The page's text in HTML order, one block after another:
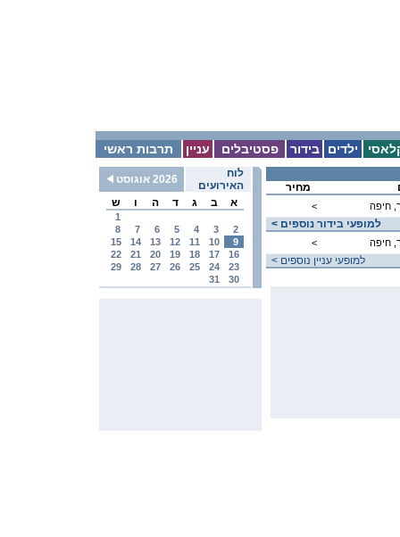
תרבות ראשי עניין פסטיבלים בידור ילדים
לוח
האירועים
2026 אוגוסט
א
ב ג ד ה ו ש
1
2
3
4
5
6
7
8
9
10
11
12
13
14
15
16
17
18
19
20
21
22
23
24
25
26
27
28
29
30
31
מחיר
< חיפה
< למופעי בידור נוספים
< חיפה
< למופעי עניין נוספים